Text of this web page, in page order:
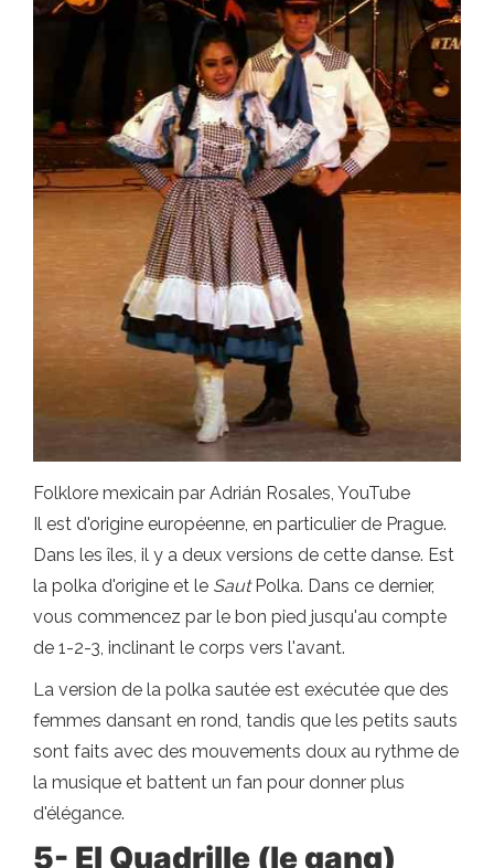
Folklore mexicain par Adrián Rosales, YouTube
Il est d'origine européenne, en particulier de Prague.
Dans les îles, il y a deux versions de cette danse. Est
la polka d'origine et le SautPolka. Dans ce dernier,
vous commencez par le bon pied jusqu'au compte
de 1-2-3, inclinant le corps vers l'avant.
La version de la polka sautée est exécutée que des
femmes dansant en rond, tandis que les petits sauts
sont faits avec des mouvements doux au rythme de
la musique et battent un fan pour donner plus
d'élégance.
5- El Quadrille (le gang)